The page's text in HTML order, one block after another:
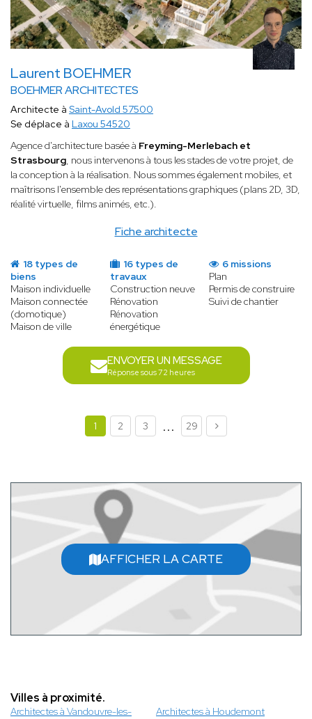
Laurent BOEHMER
BOEHMER ARCHITECTES
Fiche architecte
Architecte à Saint-Avold 57500
Se déplace à Laxou 54520
Agence d'architecture basée à Freyming-Merlebach et
Strasbourg, nous intervenons à tous les stades de votre projet, de
la conception à la réalisation. Nous sommes également mobiles, et
maîtrisons l'ensemble des représentations graphiques (plans 2D, 3D,
réalité virtuelle, films animés, etc.).
18 types de
biens
Maison individuelle
Maison connectée
(domotique)
Maison de ville
16 types de
travaux
Construction neuve
Rénovation
Rénovation
énergétique
6 missions
Plan
Permis de construire
Suivi de chantier
ENVOYER UN MESSAGE
Réponse sous 72 heures
1 2 3 ... 29
AFFICHER LA CARTE
Villes à proximité.
Architectes à Vandouvre-les-
Architectes à Houdemont